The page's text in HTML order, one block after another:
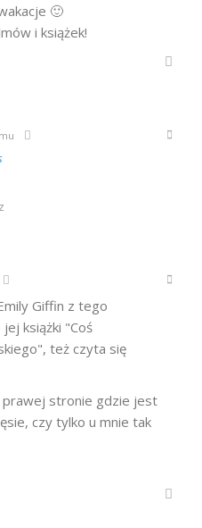
🙂
i książek!
Giffin z tego
książki "Coś
też czyta się
prawej stronie gdzie jest
czy tylko u mnie tak